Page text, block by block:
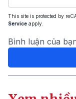
This site is protected by
Service apply.
Bình luận của